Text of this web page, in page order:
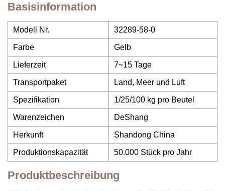
Basisinformation
Modell Nr. 32289-58-0
Farbe Gelb
Lieferzeit 7~15 Tage
Transportpaket Land, Meer und Luft
Spezifikation 1/25/100 kg pro Beutel
Warenzeichen DeShang
Herkunft Shandong China
Produktionskapazität 50.000 Stück pro Jahr
Produktbeschreibung